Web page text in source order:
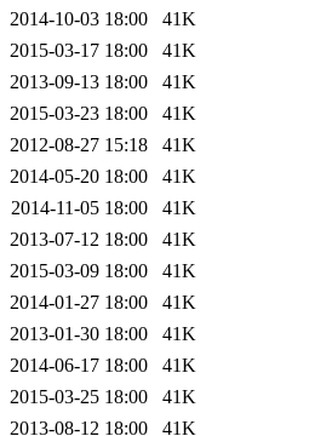
2014-10-03 18:00
41K
2015-03-17 18:00
41K
2013-09-13 18:00
41K
2015-03-23 18:00
41K
2012-08-27 15:18
41K
2014-05-20 18:00
41K
2014-11-05 18:00
41K
2013-07-12 18:00
41K
2015-03-09 18:00
41K
2014-01-27 18:00
41K
2013-01-30 18:00
41K
2014-06-17 18:00
41K
2015-03-25 18:00
41K
2013-08-12 18:00
41K